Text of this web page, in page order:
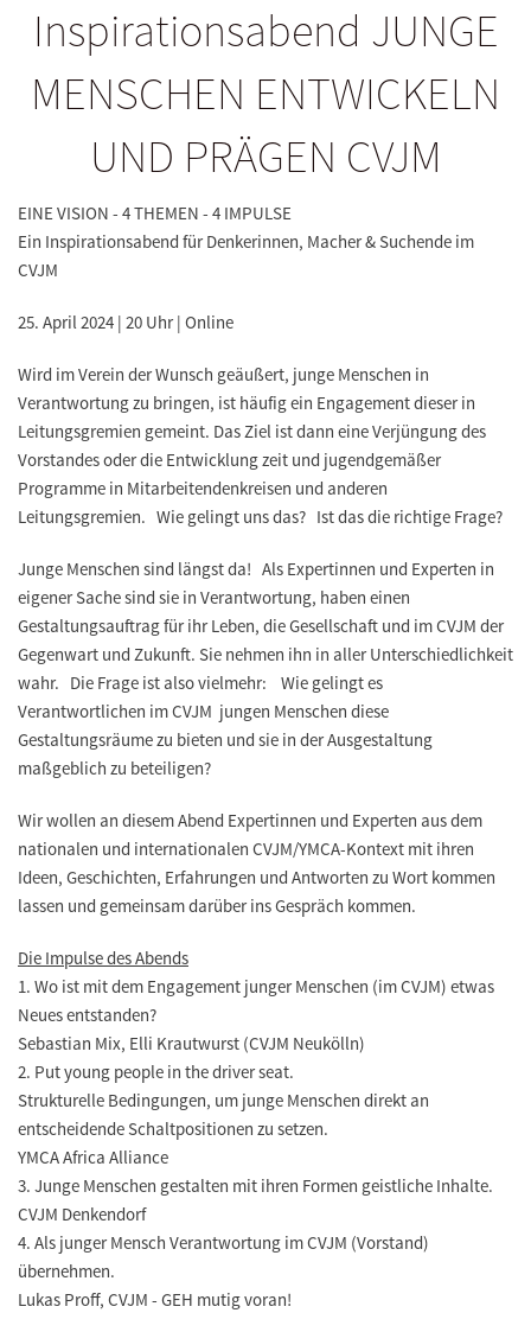
Inspirationsabend JUNGE
MENSCHEN ENTWICKELN
UND PRÄGEN CVJM
EINE VISION - 4 THEMEN - 4 IMPULSE
Ein Inspirationsabend für Denkerinnen, Macher & Suchende im
CVJM
25. April 2024 | 20 Uhr | Online
Wird im Verein der Wunsch geäußert, junge Menschen in
Verantwortung zu bringen, ist häufig ein Engagement dieser in
Leitungsgremien gemeint. Das Ziel ist dann eine Verjüngung des
Vorstandes oder die Entwicklung zeit und jugendgemäßer
Programme in Mitarbeitendenkreisen und anderen
Leitungsgremien. Wie gelingt uns das? Ist das die richtige Frage?
Junge Menschen sind längst da! Als Expertinnen und Experten in
eigener Sache sind sie in Verantwortung, haben einen
Gestaltungsauftrag für ihr Leben, die Gesellschaft und im CVJM der
Gegenwart und Zukunft. Sie nehmen ihn in aller Unterschiedlichkeit
wahr. Die Frage ist also vielmehr: Wie gelingt es
Verantwortlichen im CVJM jungen Menschen diese
Gestaltungsräume zu bieten und sie in der Ausgestaltung
maßgeblich zu beteiligen?
Wir wollen an diesem Abend Expertinnen und Experten aus dem
nationalen und internationalen CVJM/YMCA-Kontext mit ihren
Ideen, Geschichten, Erfahrungen und Antworten zu Wort kommen
lassen und gemeinsam darüber ins Gespräch kommen.
Die Impulse des Abends
1. Wo ist mit dem Engagement junger Menschen (im CVJM) etwas
Neues entstanden?
Sebastian Mix, Elli Krautwurst (CVJM Neukölln)
2. Put young people in the driver seat.
Strukturelle Bedingungen, um junge Menschen direkt an
entscheidende Schaltpositionen zu setzen.
YMCA Africa Alliance
3. Junge Menschen gestalten mit ihren Formen geistliche Inhalte.
CVJM Denkendorf
4. Als junger Mensch Verantwortung im CVJM (Vorstand)
übernehmen.
Lukas Proff, CVJM - GEH mutig voran!